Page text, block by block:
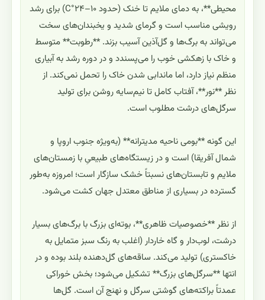
محیطی**، به دمای ملایم تا خنک (حدود ۱۰–۲۴°C) برای رشد
رویشی مناسب است و گرمای شدید و یخبندان‌های سخت
می‌تواند به برگ‌ها و گل‌آذین آسیب بزند. **رطوبت** متوسط
و خاک با زهکشی خوب را می‌پسندد و در دوره رشد به آبیاری
منظم نیاز دارد، اما ماندابی شدن خاک را تحمل نمی‌کند. از
نظر **نور**، آفتاب کامل تا نیم‌سایه روشن برای تولید
سرگل‌های درشت مطلوب است.
این گونه **بومی ناحیه مدیترانه** (به‌ویژه جنوب اروپا و
شمال آفریقا) است و در زیستگاه‌های طبیعیِ با زمستان‌های
ملایم و تابستان‌های نسبتاً خشک سازگار است؛ امروزه به‌طور
گسترده در بسیاری از مناطق معتدل جهان کشت می‌شود.
از نظر **خصوصیات ظاهری**، بوته‌ای بزرگ با برگ‌های بسیار
درشت، لوب‌دار و گاه خاردار (اغلب به رنگ سبز متمایل به
خاکستری) تولید می‌کند. ساقه‌های گل‌دهنده بلند بوده و در
انتها **سرگل‌های بزرگ** تشکیل می‌شود؛ بخش خوراکی
عمدتاً براکته‌های گوشتی سرگل و نهنج آن است. گل‌ها